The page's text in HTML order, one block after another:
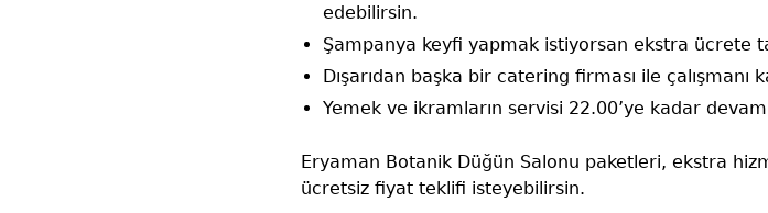
edebilirsin.
Şampanya keyfi yapmak istiyorsan ekstra ücrete
Dışarıdan başka bir catering firması ile çalışmanı
Yemek ve ikramların servisi 22.00’ye kadar
Eryaman Botanik Düğün Salonu paketleri, ekstra
ücretsiz fiyat teklifi isteyebilirsin.